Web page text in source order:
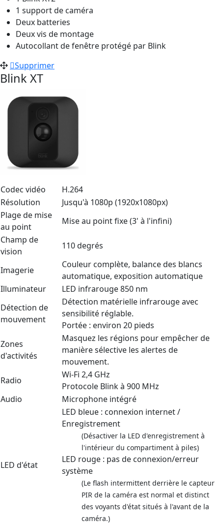
1 support de caméra
Deux batteries
Deux vis de montage
Autocollant de fenêtre protégé par Blink
Supprimer
Blink XT
Codec vidéo
H.264
Résolution
Jusqu'à 1080p (1920x1080px)
Plage de mise
au point
Mise au point fixe (3' à l'infini)
Champ de
vision
110 degrés
Imagerie
Couleur complète, balance des blancs
automatique, exposition automatique
Illuminateur
LED infrarouge 850 nm
Détection de
mouvement
Détection matérielle infrarouge avec
sensibilité réglable.
Portée : environ 20 pieds
Zones
d'activités
Masquez les régions pour empêcher de
manière sélective les alertes de
mouvement.
Radio
Wi-Fi 2,4 GHz
Protocole Blink à 900 MHz
Audio
Microphone intégré
LED d'état
LED bleue : connexion internet /
Enregistrement
(Désactiver la LED d'enregistrement à
l'intérieur du compartiment à piles)
LED rouge : pas de connexion/erreur
système
(Le flash intermittent derrière le capteur
PIR de la caméra est normal et distinct
des voyants d'état situés à l'avant de la
caméra.)